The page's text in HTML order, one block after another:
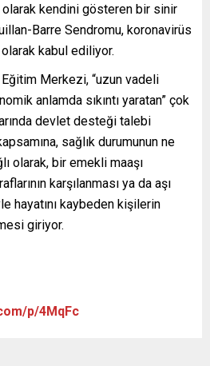
olarak kendini gösteren bir sinir
Barre Sendromu, koronavirüs
olarak kabul ediliyor.
Merkezi, “uzun vadeli
anlamda sıkıntı yaratan” çok
devlet desteği talebi
sağlık durumunun ne
olarak, bir emekli maaşı
karşılanması ya da aşı
hayatını kaybeden kişilerin
giriyor.
p/4MqFc